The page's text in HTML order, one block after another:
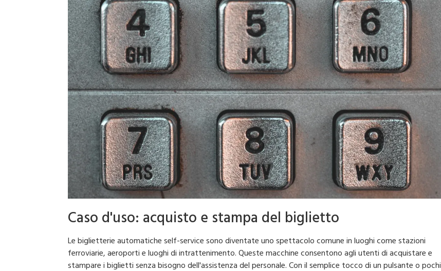
Caso d'uso: acquisto e stampa del biglietto
Le biglietterie automatiche self-service sono diventate uno spettacolo comune in luoghi come stazioni
ferroviarie, aeroporti e luoghi di intrattenimento. Queste macchine consentono agli utenti di acquistare e
stampare i biglietti senza bisogno dell'assistenza del personale. Con il semplice tocco di un pulsante o pochi